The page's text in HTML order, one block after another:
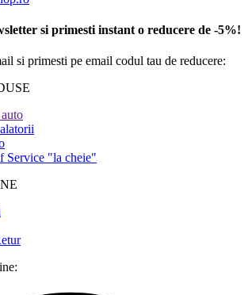
si primesti instant o reducere de -5%!
si primesti pe email codul tau de reducere:
Service "la cheie"